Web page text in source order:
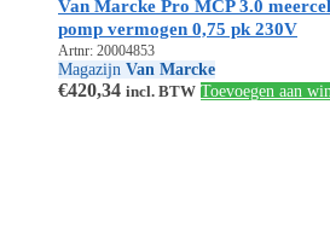
Van Marcke Pro MCP 3.0
pomp vermogen 0,75 pk 230V
Artnr: 20004853
Magazijn Van Marcke
€420,34 incl. BTW Toevoegen aan